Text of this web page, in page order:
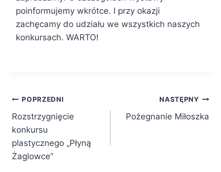
poinformujemy wkrótce. I przy okazji
zachęcamy do udziału we wszystkich naszych
konkursach. WARTO!
Nawigacja
wpisu
POPRZEDNI
Rozstrzygnięcie
konkursu
plastycznego „Płyną
Żaglowce”
NASTĘPNY
Pożegnanie Miłoszka